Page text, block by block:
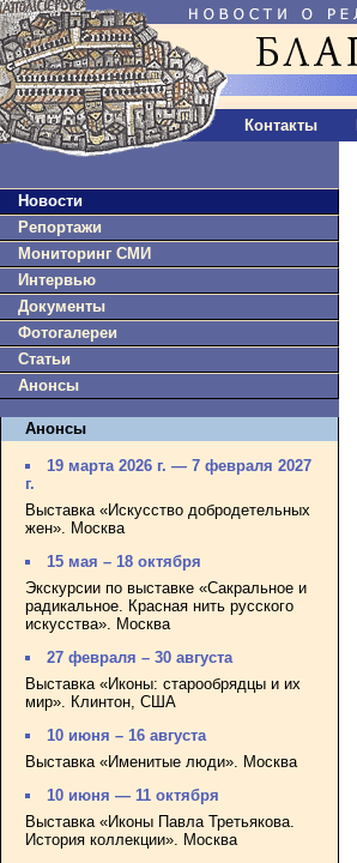
Контакты
Новости
Репортажи
Мониторинг СМИ
Интервью
Документы
Фотогалереи
Статьи
Анонсы
Анонсы
19 марта 2026 г. — 7 февраля 2027
г.
Выставка «Искусство добродетельных
жен». Москва
15 мая – 18 октября
Экскурсии по выставке «Сакральное и
радикальное. Красная нить русского
искусства». Москва
27 февраля – 30 августа
Выставка «Иконы: старообрядцы и их
мир». Клинтон, США
10 июня – 16 августа
Выставка «Именитые люди». Москва
10 июня — 11 октября
Выставка «Иконы Павла Третьякова.
История коллекции». Москва